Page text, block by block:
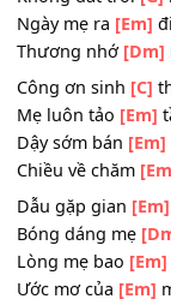
-- | Tempo: 100
Mẹ yệu[Am]
Không đất trời
Ngày mẹ ra[Em]
Thương nhớ
Công ơn sinh[C]
Mẹ luôn tảo [Em]
Dậy sớm bán
Chiều về chăm